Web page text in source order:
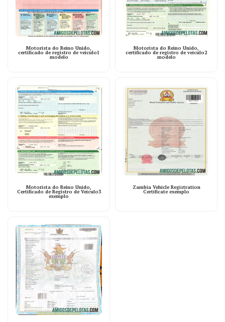
Motorista do Reino Unido,
certificado de registro de veículo1
modelo
Motorista do Reino Unido,
certificado de registro de veículo2
modelo
Motorista do Reino Unido,
Certificado de Registro de Veículo3
exemplo
Zambia Vehicle Registration
Certificate exemplo